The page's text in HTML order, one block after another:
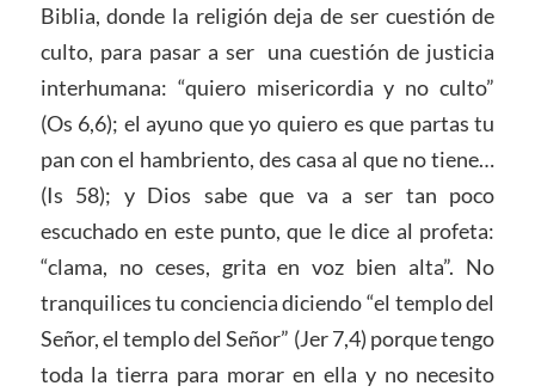
Biblia, donde la religión deja de ser cuestión de
culto, para pasar a ser una cuestión de justicia
interhumana: “quiero misericordia y no culto”
(Os 6,6); el ayuno que yo quiero es que partas tu
pan con el hambriento, des casa al que no tiene…
(Is 58); y Dios sabe que va a ser tan poco
escuchado en este punto, que le dice al profeta:
“clama, no ceses, grita en voz bien alta”. No
tranquilices tu conciencia diciendo “el templo del
Señor, el templo del Señor” (Jer 7,4) porque tengo
toda la tierra para morar en ella y no necesito